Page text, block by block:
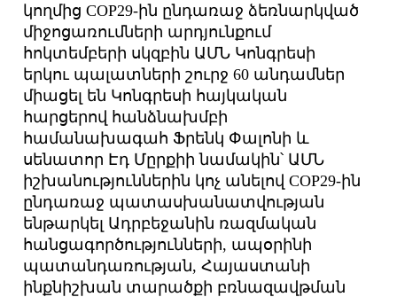
կողմից COP29-ին ընդառաջ ձեռնարկված
միջոցառումների արդյունքում
հոկտեմբերի սկզբին ԱՄՆ Կոնգրեսի
երկու պալատների շուրջ 60 անդամներ
միացել են Կոնգրեսի հայկական
հարցերով հանձնախմբի
համանախագահ Ֆրենկ Փալոնի և
սենատոր Էդ Մըրքիի նամակին՝ ԱՄՆ
իշխանություններին կոչ անելով COP29-ին
ընդառաջ պատասխանատվության
ենթարկել Ադրբեջանին ռազմական
հանցագործությունների, ապօրինի
պատանդա­ռության, Հայաստանի
ինքնիշխան տարածքի բռնազավթման